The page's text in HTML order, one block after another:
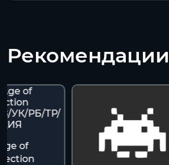
Рекомендации
of